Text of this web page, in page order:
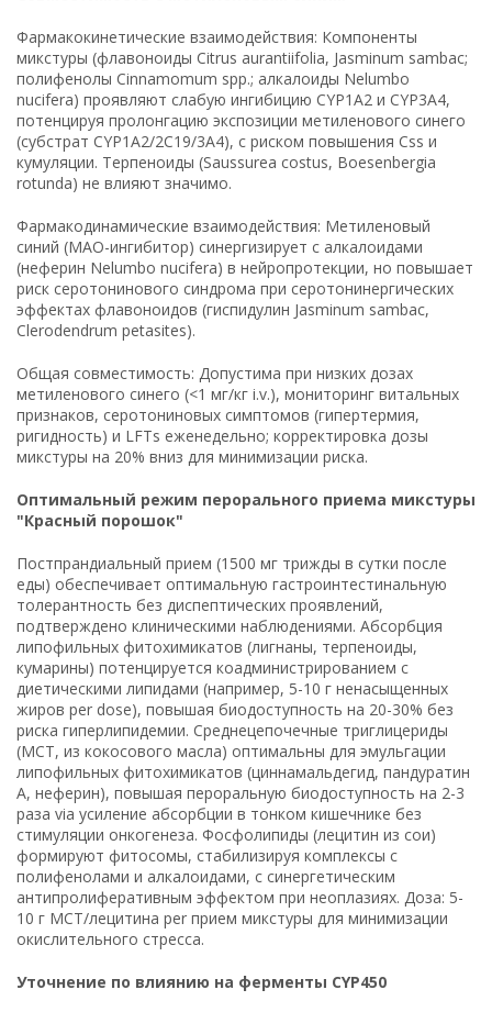
Фармакокинетические взаимодействия: Компоненты
микстуры (флавоноиды Citrus aurantiifolia, Jasminum sambac;
полифенолы Cinnamomum spp.; алкалоиды Nelumbo
nucifera) проявляют слабую ингибицию CYP1A2 и CYP3A4,
потенцируя пролонгацию экспозиции метиленового синего
(субстрат CYP1A2/2C19/3A4), с риском повышения Css и
кумуляции. Терпеноиды (Saussurea costus, Boesenbergia
rotunda) не влияют значимо.
Фармакодинамические взаимодействия: Метиленовый
синий (MAO-ингибитор) синергизирует с алкалоидами
(неферин Nelumbo nucifera) в нейропротекции, но повышает
риск серотонинового синдрома при серотонинергических
эффектах флавоноидов (гиспидулин Jasminum sambac,
Clerodendrum petasites).
Общая совместимость: Допустима при низких дозах
метиленового синего (<1 мг/кг i.v.), мониторинг витальных
признаков, серотониновых симптомов (гипертермия,
ригидность) и LFTs еженедельно; корректировка дозы
микстуры на 20% вниз для минимизации риска.
Оптимальный режим перорального приема микстуры
"Красный порошок"
Постпрандиальный прием (1500 мг трижды в сутки после
еды) обеспечивает оптимальную гастроинтестинальную
толерантность без диспептических проявлений,
подтверждено клиническими наблюдениями. Абсорбция
липофильных фитохимикатов (лигнаны, терпеноиды,
кумарины) потенцируется коадминистрированием с
диетическими липидами (например, 5-10 г ненасыщенных
жиров per dose), повышая биодоступность на 20-30% без
риска гиперлипидемии. Среднецепочечные триглицериды
(MCT, из кокосового масла) оптимальны для эмульгации
липофильных фитохимикатов (циннамальдегид, пандуратин
A, неферин), повышая пероральную биодоступность на 2-3
раза via усиление абсорбции в тонком кишечнике без
стимуляции онкогенеза. Фосфолипиды (лецитин из сои)
формируют фитосомы, стабилизируя комплексы с
полифенолами и алкалоидами, с синергетическим
антипролиферативным эффектом при неоплазиях. Доза: 5-
10 г MCT/лецитина per прием микстуры для минимизации
окислительного стресса.
Уточнение по влиянию на ферменты CYP450